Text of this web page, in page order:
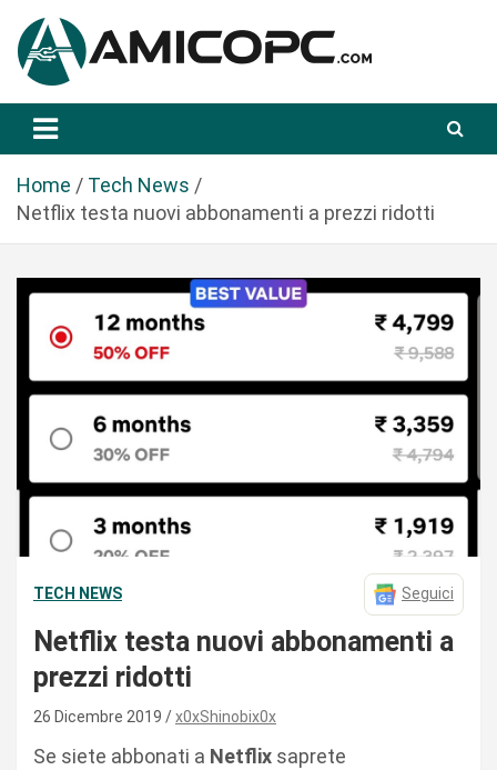
a
Amicopc.com
Home
Tech News
Netflix testa nuovi abbonamenti a prezzi ridotti
TECH NEWS Seguici
Netflix testa nuovi abbonamenti a
prezzi ridotti
26 Dicembre 2019 x0xShinobix0x
Se siete abbonati a Netflix saprete